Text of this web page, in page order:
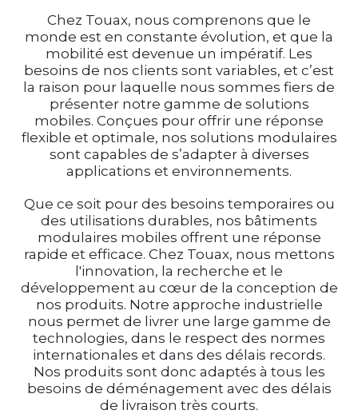
Chez Touax, nous comprenons que le
monde est en constante évolution, et que la
mobilité est devenue un impératif. Les
besoins de nos clients sont variables, et c’est
la raison pour laquelle nous sommes fiers de
présenter notre gamme de solutions
mobiles. Conçues pour offrir une réponse
flexible et optimale, nos solutions modulaires
sont capables de s’adapter à diverses
applications et environnements.
Que ce soit pour des besoins temporaires ou
des utilisations durables, nos bâtiments
modulaires mobiles offrent une réponse
rapide et efficace. Chez Touax, nous mettons
l'innovation, la recherche et le
développement au cœur de la conception de
nos produits. Notre approche industrielle
nous permet de livrer une large gamme de
technologies, dans le respect des normes
internationales et dans des délais records.
Nos produits sont donc adaptés à tous les
besoins de déménagement avec des délais
de livraison très courts.